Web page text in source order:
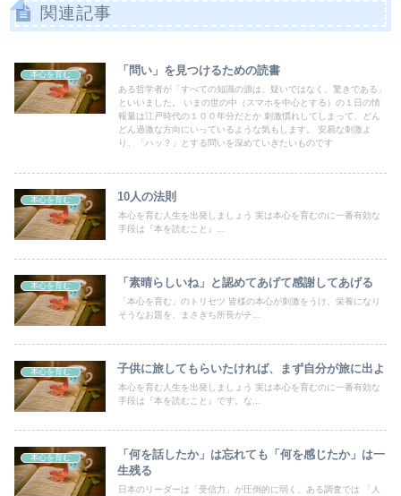
関連記事
本心を育む 「問い」を見つけるための読書
ある哲学者が「すべての知識の源は、疑いではなく、驚きである」
といいました。 いまの世の中（スマホを中心とする）の１日の情
報量は江戸時代の１００年分だとか 刺激慣れしてしまって、どん
どん過激な方向にいっているような気もします。 安易な刺激よ
り、「ハッ？」とする問いを深めていきたいものです
本心を育む 10人の法則
本心を育む人生を出発しましょう 実は本心を育むのに一番有効な
手段は『本を読むこと』...
本心を育む 「素晴らしいね」と認めてあげて感謝してあげる
「本心を育む」のトリセツ 皆様の本心が刺激をうけ、栄養になり
そうなお題を、まさきち所長がチ...
本心を育む 子供に旅してもらいたければ、まず自分が旅に出よ
本心を育む人生を出発しましょう 実は本心を育むのに一番有効な
手段は『本を読むこと』です。な...
本心を育む
「何を話したか」は忘れても「何を感じたか」は一
生残る
日本のリーダーは「受信力」が圧倒的に弱く、ある調査では 「人